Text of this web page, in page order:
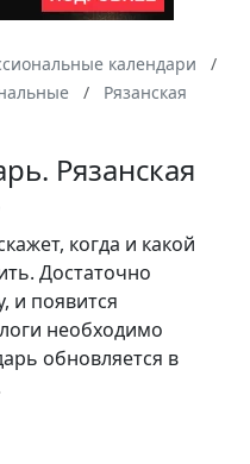
календари
Рязанская
Рязанская
когда и какой
Достаточно
и появится
необходимо
обновляется в